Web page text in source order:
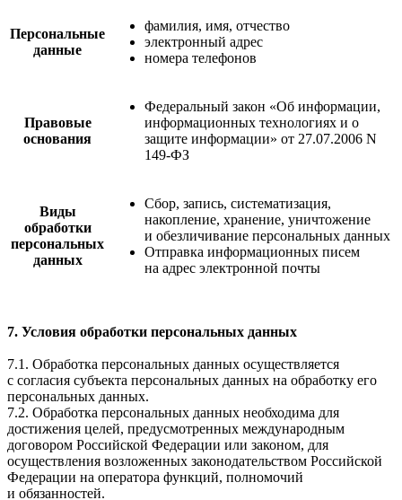
Персональные
данные
фамилия, имя, отчество
электронный адрес
номера телефонов
Правовые
основания
Федеральный закон «Об информации,
информационных технологиях и о
защите информации» от 27.07.2006 N
149-ФЗ
Виды
обработки
персональных
данных
Сбор, запись, систематизация,
накопление, хранение, уничтожение
и обезличивание персональных данных
Отправка информационных писем
на адрес электронной почты
7. Условия обработки персональных данных
7.1. Обработка персональных данных осуществляется
с согласия субъекта персональных данных на обработку его
персональных данных.
7.2. Обработка персональных данных необходима для
достижения целей, предусмотренных международным
договором Российской Федерации или законом, для
осуществления возложенных законодательством Российской
Федерации на оператора функций, полномочий
и обязанностей.